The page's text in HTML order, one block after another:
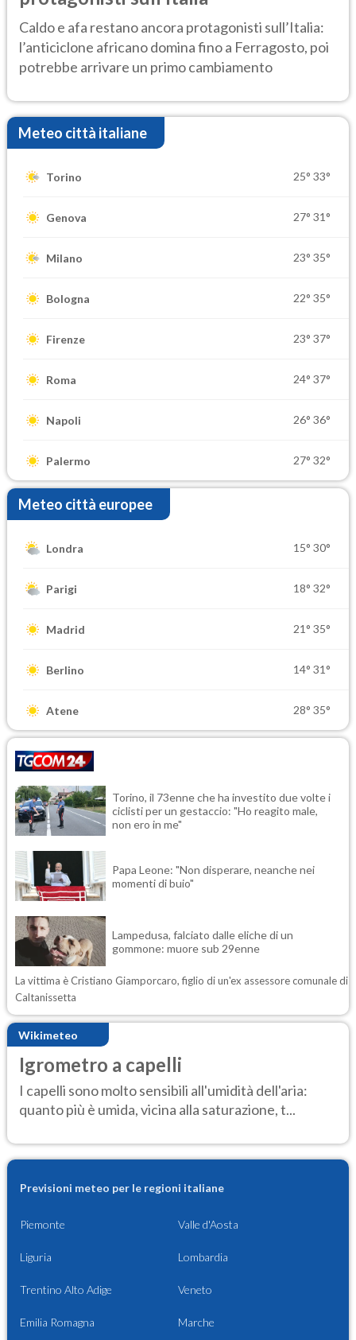
Caldo e afa restano ancora protagonisti sull’Italia:
l’anticiclone africano domina fino a Ferragosto, poi
potrebbe arrivare un primo cambiamento
Meteo città italiane
Torino 25° 33°
Genova 27° 31°
Milano 23° 35°
Bologna 22° 35°
Firenze 23° 37°
Roma 24° 37°
Napoli 26° 36°
Palermo 27° 32°
Meteo città europee
Londra 15° 30°
Parigi 18° 32°
Madrid 21° 35°
Berlino 14° 31°
Atene 28° 35°
Torino, il 73enne che ha investito due volte i
ciclisti per un gestaccio: "Ho reagito male,
non ero in me"
Papa Leone: "Non disperare, neanche nei
momenti di buio"
Lampedusa, falciato dalle eliche di un
gommone: muore sub 29enne
La vittima è Cristiano Giamporcaro, figlio di un'ex assessore comunale di
Caltanissetta
Wikimeteo
Igrometro a capelli
I capelli sono molto sensibili all'umidità dell'aria:
quanto più è umida, vicina alla saturazione, t...
Previsioni meteo per le regioni italiane
Piemonte Valle d'Aosta
Liguria Lombardia
Trentino Alto Adige Veneto
Emilia Romagna Marche